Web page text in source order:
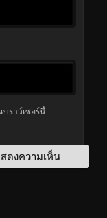
ราว์เซอร์นี้